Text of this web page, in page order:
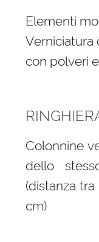
Elementi
Verniciatura
con polveri
Colonnine
dello
(distanza
cm)